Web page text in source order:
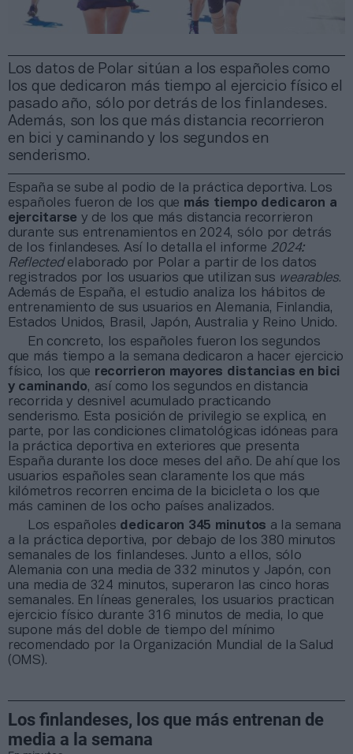
Los datos de Polar sitúan a los españoles como
los que dedicaron más tiempo al ejercicio físico el
pasado año, sólo por detrás de los finlandeses.
Además, son los que más distancia recorrieron
en bici y caminando y los segundos en
senderismo.
España se sube al podio de la práctica deportiva. Los
españoles fueron de los que más tiempo dedicaron a
ejercitarse y de los que más distancia recorrieron
durante sus entrenamientos en 2024, sólo por detrás
de los finlandeses. Así lo detalla el informe 2024:
Reflectedelaborado por Polar a partir de los datos
registrados por los usuarios que utilizan sus wearables.
Además de España, el estudio analiza los hábitos de
entrenamiento de sus usuarios en Alemania, Finlandia,
Estados Unidos, Brasil, Japón, Australia y Reino Unido.
En concreto, los españoles fueron los segundos
que más tiempo a la semana dedicaron a hacer ejercicio
físico, los que recorrieron mayores distancias en bici
y caminando, así como los segundos en distancia
recorrida y desnivel acumulado practicando
senderismo. Esta posición de privilegio se explica, en
parte, por las condiciones climatológicas idóneas para
la práctica deportiva en exteriores que presenta
España durante los doce meses del año. De ahí que los
usuarios españoles sean claramente los que más
kilómetros recorren encima de la bicicleta o los que
más caminen de los ocho países analizados.
Los españoles dedicaron 345 minutos a la semana
a la práctica deportiva, por debajo de los 380 minutos
semanales de los finlandeses. Junto a ellos, sólo
Alemania con una media de 332 minutos y Japón, con
una media de 324 minutos, superaron las cinco horas
semanales. En líneas generales, los usuarios practican
ejercicio físico durante 316 minutos de media, lo que
supone más del doble de tiempo del mínimo
recomendado por la Organización Mundial de la Salud
(OMS).